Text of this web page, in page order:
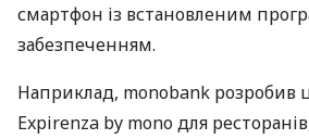
смартфон із встановленим
забезпеченням.
Наприклад, monobank розробив
Expirenza by mono для